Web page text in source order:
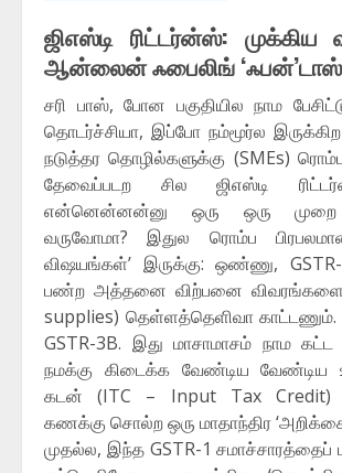
ஜிஎஸ்டி ரிட்டர்ன்ஸ்:
ஆன்லைன் ஃபைலிங்
சரி பாஸ், போன பகுதியில நாம
தொடர்ச்சியா, இப்போ நம்மூர்ல
நடுத்தர தொழில்களுக்கு (SMEs)
தேவைப்படற சில ஜிஎஸ்டி
என்னென்னன்னு ஒரு ஒரு முறை
வருவோமா? இதுல ரொம்ப
விஷயங்கள்’ இருக்கு: ஒண்ணு,
பண்ற அத்தனை விற்பனை
supplies) தெள்ளத்தெளிவா
GSTR-3B. இது மாசாமாசம் நாம
நமக்கு கிடைக்க வேண்டிய வேண்டிய
கடன் (ITC – Input Tax Credit)
கணக்கு சொல்ற ஒரு மாதாந்திர
முதல்ல, இந்த GSTR-1 சமாச்சாரத்தைப்